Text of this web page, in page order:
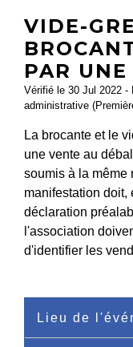
VIDE-
PAR
Vérifié le 30 Jul 2022 -
administrative
La brocante et le
une vente au
soumis à la même
manifestation doit,
déclaration
l'association
d'identifier les
Lieu de